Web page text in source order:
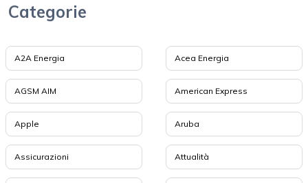
Categorie
A2A Energia Acea Energia
AGSM AIM American Express
Apple Aruba
Assicurazioni Attualità